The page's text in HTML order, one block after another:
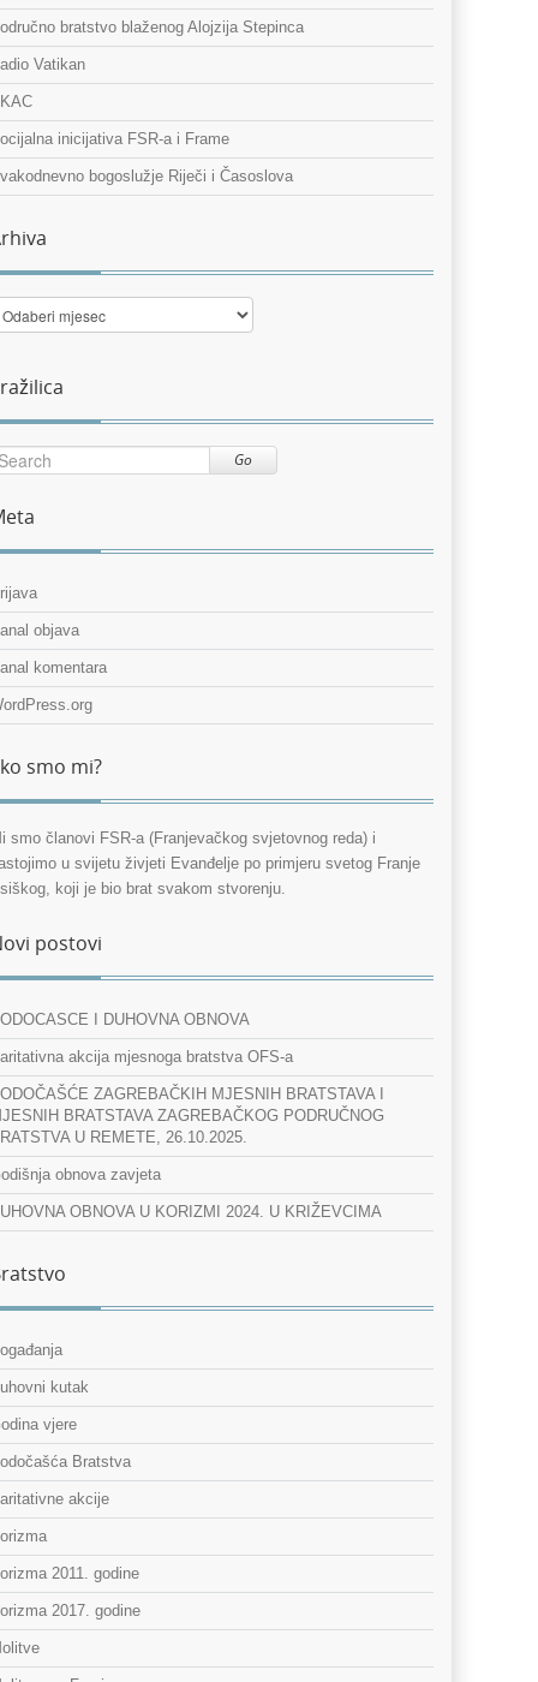
bratstvo blaženog Alojzija Stepinca
Vatikan
inicijativa FSR-a i Frame
bogoslužje Riječi i Časoslova
Go
objava
komentara
smo mi?
smo članovi FSR-a (Franjevačkog svjetovnog reda) i
u svijetu živjeti Evanđelje po primjeru svetog Franje
koji je bio brat svakom stvorenju.
postovi
I DUHOVNA OBNOVA
akcija mjesnoga bratstva OFS-a
ZAGREBAČKIH MJESNIH BRATSTAVA I
BRATSTAVA ZAGREBAČKOG PODRUČNOG
U REMETE, 26.10.2025.
obnova zavjeta
OBNOVA U KORIZMI 2024. U KRIŽEVCIMA
kutak
vjere
Bratstva
akcije
2011. godine
2017. godine